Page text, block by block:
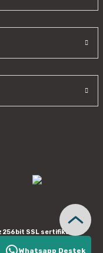
256bit SSL sertifikası ile
Whatsapp Destek